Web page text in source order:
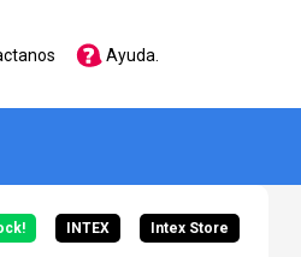
Ayuda.
INTEX Intex Store